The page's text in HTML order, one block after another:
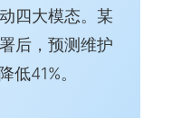
四大模态。某
后，预测维护
低41%。